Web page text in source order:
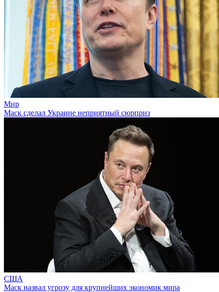
Мир
Маск сделал Украине неприятный сюрприз
США
Маск назвал угрозу для крупнейших экономик мира